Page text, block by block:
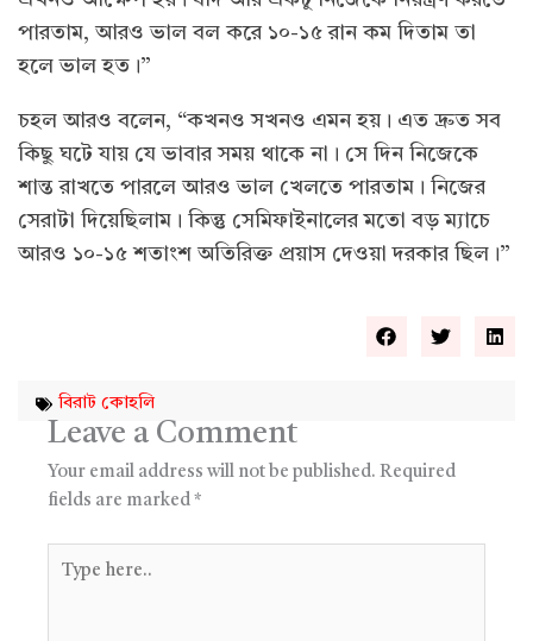
পারতাম, আরও ভাল বল করে ১০-১৫ রান কম দিতাম তা
হলে ভাল হত।”
চহল আরও বলেন, “কখনও সখনও এমন হয়। এত দ্রুত সব
কিছু ঘটে যায় যে ভাবার সময় থাকে না। সে দিন নিজেকে
শান্ত রাখতে পারলে আরও ভাল খেলতে পারতাম। নিজের
সেরাটা দিয়েছিলাম। কিন্তু সেমিফাইনালের মতো বড় ম্যাচে
আরও ১০-১৫ শতাংশ অতিরিক্ত প্রয়াস দেওয়া দরকার ছিল।”
বিরাট কোহলি
Leave a Comment
Your email address will not be published. Required
fields are marked *
here..